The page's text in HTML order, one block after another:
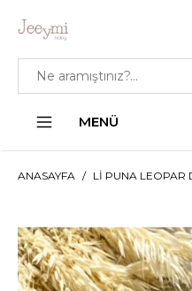
MENÜ
ANASAYFA LI PUNA LEOPAR